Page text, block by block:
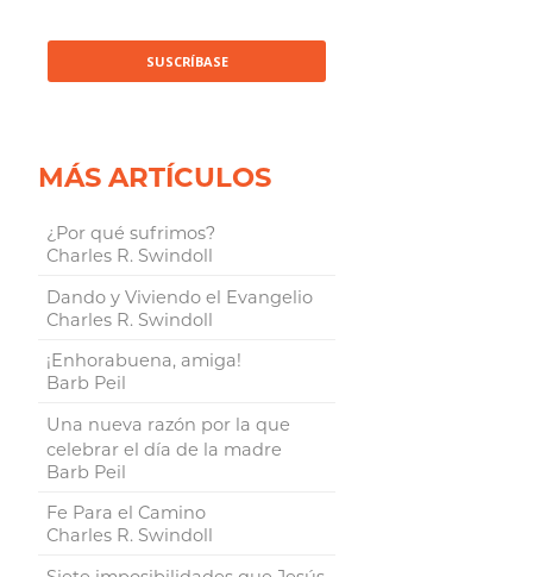
MÁS ARTÍCULOS
¿Por qué sufrimos?
Charles R. Swindoll
Dando y Viviendo el Evangelio
Charles R. Swindoll
¡Enhorabuena, amiga!
Barb Peil
Una nueva razón por la que
celebrar el día de la madre
Barb Peil
Fe Para el Camino
Charles R. Swindoll